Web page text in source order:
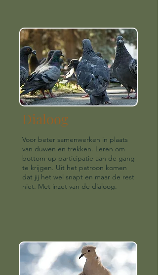
Dialoog
Voor beter samenwerken in plaats
van duwen en trekken. Leren om
bottom-up participatie aan de gang
te krijgen. Uit het patroon komen
dat jij het wel snapt en maar de rest
niet. Met inzet van de dialoog.